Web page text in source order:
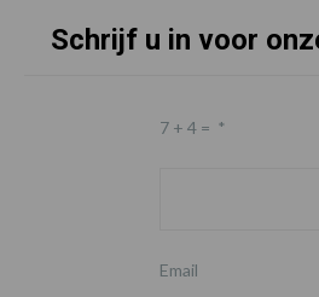
Schrijf u in voor
7 + 4 = *
Email